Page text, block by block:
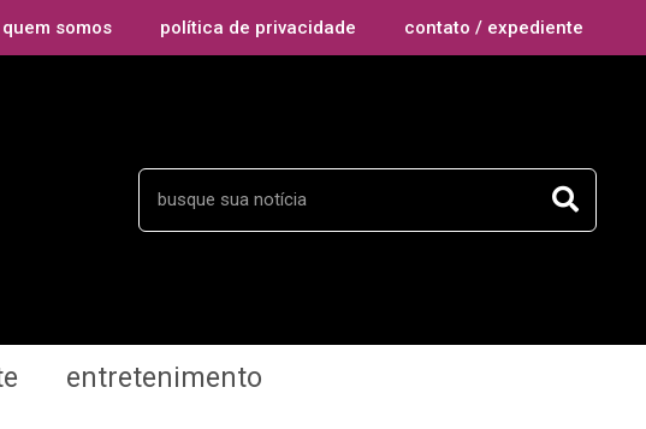
quem somos política de privacidade contato / expediente
entretenimento